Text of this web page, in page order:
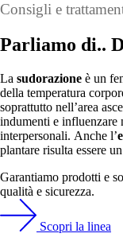
Consigli e
Parliamo di..
La sudorazione è un
della temperatura
soprattutto nell’area
indumenti e influenzare
interpersonali. Anche l’
plantare risulta essere
Garantiamo prodotti e
qualità e sicurezza.
Scopri la linea